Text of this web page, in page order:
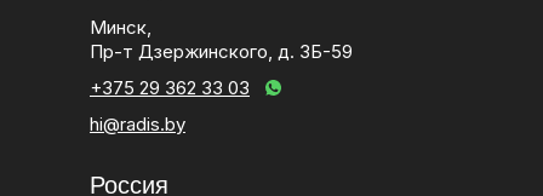
Минск,
Пр-т Дзержинского, д. 3Б-59
Россия
hi@radis.by
+375 29 362 33 03